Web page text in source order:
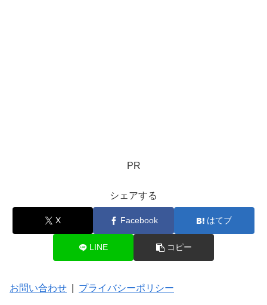
PR
シェアする
X Facebook はてブ
LINE コピー
お問い合わせ プライバシーポリシー